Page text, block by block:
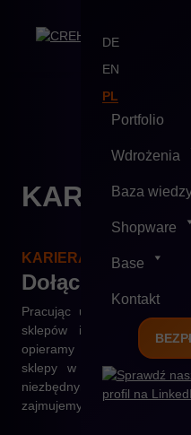
DE
EN
PL
Portfolio
Wdrożenia
Baza
Shopware
Base
Kontakt
KARIERA
KARIERA W CREHLER
Dołącz do
Pracując u nas będziesz
sklepów internetowych i
opieramy na technologii
sklepy w formie
niezbędnymi
zajmujemy się